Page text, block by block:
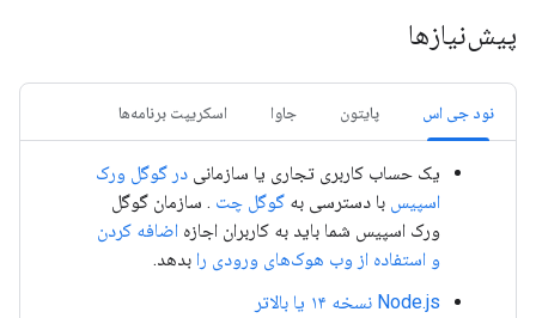
پیش‌نیازها
نود جی اس پایتون جاوا اسکریپت برنامه‌ها
یک حساب کاربری تجاری یا سازمانی در گوگل ورک
اسپیس با دسترسی به گوگل چت . سازمان گوگل
ورک اسپیس شما باید به کاربران اجازه اضافه کردن
و استفاده از وب هوک‌های ورودی را بدهد.
Node.js نسخه ۱۴ یا بالاتر